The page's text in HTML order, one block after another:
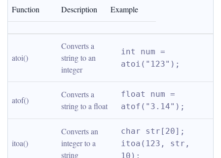
Function Description Example
atoi()
Converts a
string to an
integer
int num =
atoi("123");
atof()
Converts a
string to a float
float num =
atof("3.14");
itoa()
Converts an
integer to a
string
char str[20];
itoa(123, str,
10);